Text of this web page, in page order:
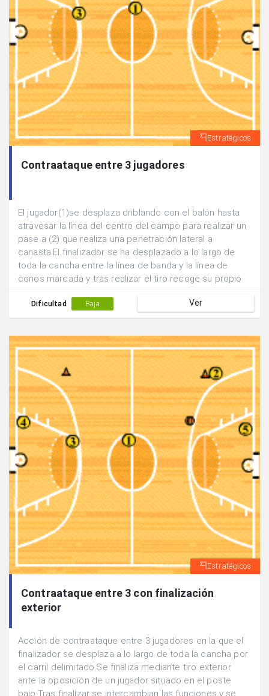
Estratégicos
Contraataque entre 3 jugadores
El jugador(1)se desplaza driblando con el balón hasta
atravesar la línea del centro del campo para realizar un
pase a (2) que realiza una penetración lateral a
canasta.El finalizador se ha desplazado a lo largo de
toda la cancha entre la línea de banda y la línea de
conos marcada y tras realizar el tiro recoge su propio
a acompañado la jugada para que realice las veces de
pasador mientras que (1) realiza la función de
Dificultad Baja Ver
Estratégicos
Contraataque entre 3 con finalización
exterior
Acción de contraataque entre 3 jugadores en la que el
finalizador se desplaza a lo largo de toda la cancha por
el carril delimitado.Se finaliza mediante tiro exterior
ante la oposición de un jugador situado en el poste
bajo.Tras finalizar se intercambian las funciones y se